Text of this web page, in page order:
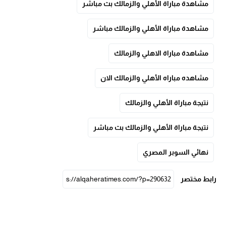
مشاهدة مباراة الأهلي والزمالك بث مباشر
مشاهدة مباراة الأهلي والزمالك مباشر
مشاهدة مباراة الاهلي والزمالك
مشاهده مباراه الأهلي والزمالك الان
نتيجة مباراة الأهلي والزمالك
نتيجة مباراة الأهلي والزمالك بث مباشر
نهائي السوبر المصري
رابط مختصر